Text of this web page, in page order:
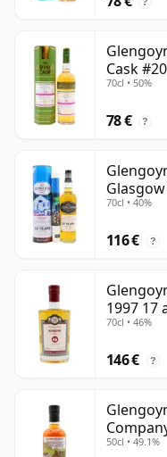
Cask
70cl • 50%
78 € ?
70cl • 40%
116 € ?
1997 17
70cl • 46%
146 € ?
años
50cl • 49.1%